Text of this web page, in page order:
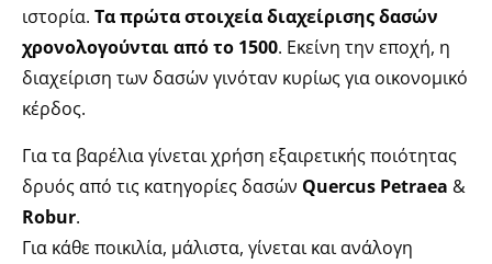
ιστορία. Τα πρώτα στοιχεία διαχείρισης δασών
χρονολογούνται από το 1500. Εκείνη την εποχή, η
διαχείριση των δασών γινόταν κυρίως για οικονομικό
κέρδος.
Για τα βαρέλια γίνεται χρήση εξαιρετικής ποιότητας
δρυός από τις κατηγορίες δασών Quercus Petraea &
Robur.
Για κάθε ποικιλία, μάλιστα, γίνεται και ανάλογη